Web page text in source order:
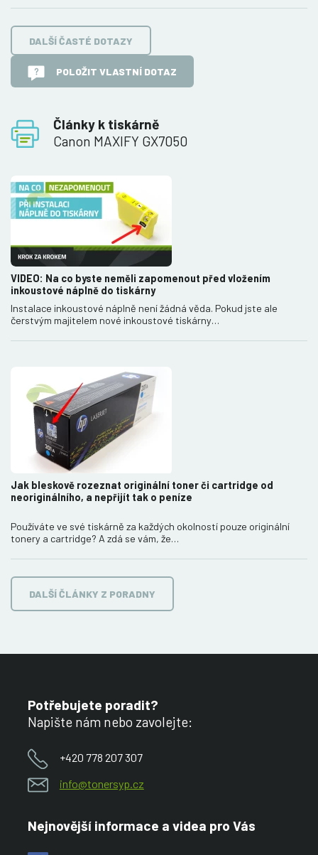
Články k tiskárně
Canon MAXIFY GX7050
DALŠÍ ČASTÉ DOTAZY
POLOŽIT VLASTNÍ DOTAZ
VIDEO: Na co byste neměli zapomenout před vložením
inkoustové náplně do tiskárny
Instalace inkoustové náplně není žádná věda. Pokud jste ale
čerstvým majitelem nové inkoustové tiskárny…
Jak bleskově rozeznat originální toner či cartridge od
neoriginálního, a nepřijít tak o peníze
Používáte ve své tiskárně za každých okolností pouze originální
tonery a cartridge? A zdá se vám, že…
DALŠÍ ČLÁNKY Z PORADNY
Potřebujete poradit?
Napište nám nebo zavolejte:
+420 778 207 307
info@tonersyp.cz
Nejnovější informace a videa pro Vás